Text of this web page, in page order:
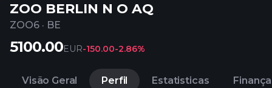
ZOO BERLIN N O AQ
ZOO6 · BE
5100.00EUR-150.00-2.86%
Visão Geral Perfil Estatisticas